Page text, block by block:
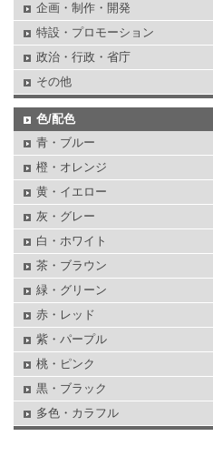
企画・制作・開発
特設・プロモーション
政治・行政・省庁
その他
色/配色
青・ブルー
橙・オレンジ
黄・イエロー
灰・グレー
白・ホワイト
茶・ブラウン
緑・グリーン
赤・レッド
紫・パープル
桃・ピンク
黒・ブラック
多色・カラフル